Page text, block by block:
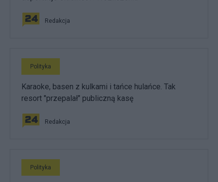
Redakcja
Polityka
Karaoke, basen z kulkami i tańce hulańce. Tak
resort "przepalał" publiczną kasę
Redakcja
Polityka